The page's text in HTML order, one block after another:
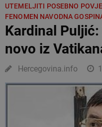
UTEMELJITI POSEBNO
FENOMEN NAVODNA
Kardinal
novo iz
Hercegovina.info